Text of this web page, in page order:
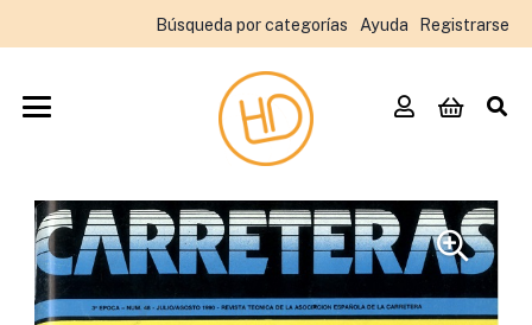
Búsqueda por categorías Ayuda Registrarse